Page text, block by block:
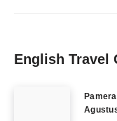
English Travel